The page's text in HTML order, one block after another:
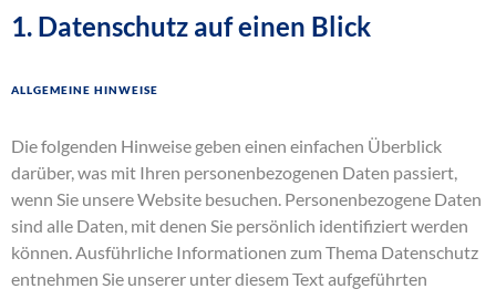
1. Datenschutz auf einen Blick
Allgemeine Hinweise
Die folgenden Hinweise geben einen einfachen Überblick
darüber, was mit Ihren personenbezogenen Daten passiert,
wenn Sie unsere Website besuchen. Personenbezogene Daten
sind alle Daten, mit denen Sie persönlich identifiziert werden
können. Ausführliche Informationen zum Thema Datenschutz
entnehmen Sie unserer unter diesem Text aufgeführten